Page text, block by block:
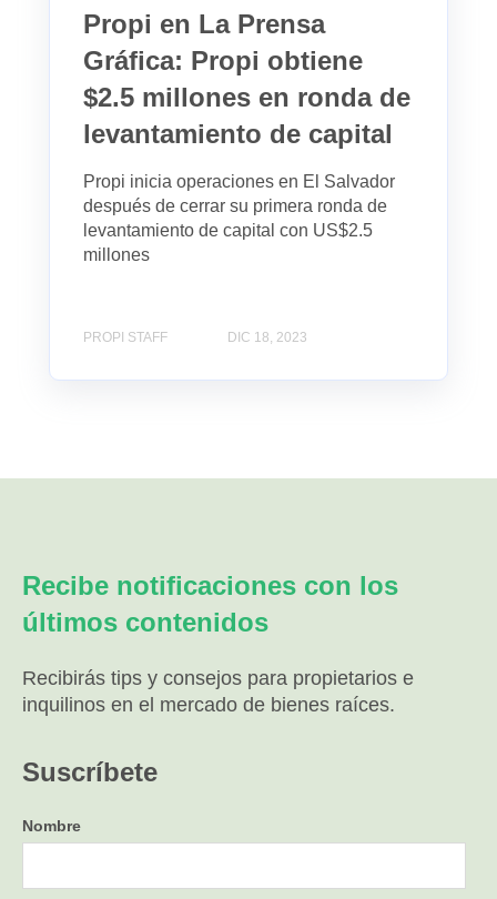
Propi en La Prensa
Gráfica: Propi obtiene
$2.5 millones en ronda de
levantamiento de capital
Propi inicia operaciones en El Salvador
después de cerrar su primera ronda de
levantamiento de capital con US$2.5
millones
PROPI STAFF DIC 18, 2023
Recibe notificaciones con los
últimos contenidos
Recibirás tips y consejos para propietarios e
inquilinos en el mercado de bienes raíces.
Suscríbete
Nombre